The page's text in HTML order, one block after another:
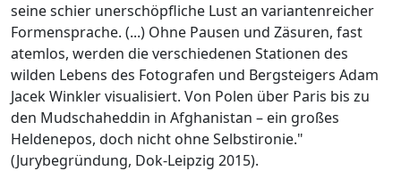
seine schier unerschöpfliche Lust an variantenreicher
Formensprache. (...) Ohne Pausen und Zäsuren, fast
atemlos, werden die verschiedenen Stationen des
wilden Lebens des Fotografen und Bergsteigers Adam
Jacek Winkler visualisiert. Von Polen über Paris bis zu
den Mudschaheddin in Afghanistan – ein großes
Heldenepos, doch nicht ohne Selbstironie."
(Jurybegründung, Dok-Leipzig 2015).